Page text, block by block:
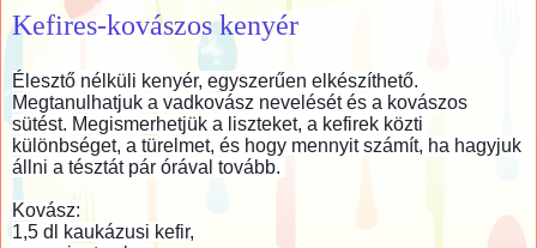
Kefires-kovászos kenyér
Élesztő nélküli kenyér, egyszerűen elkészíthető.
Megtanulhatjuk a vadkovász nevelését és a kovászos
sütést. Megismerhetjük a liszteket, a kefirek közti
különbséget, a türelmet, és hogy mennyit számít, ha hagyjuk
állni a tésztát pár órával tovább.
Kovász:
1,5 dl kaukázusi kefir,